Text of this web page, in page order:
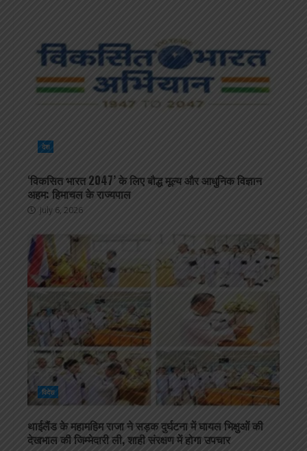
देश
‘विकसित भारत 2047’ के लिए बौद्ध मूल्य और आधुनिक विज्ञान
अहम: हिमाचल के राज्यपाल
July 6, 2026
विदेश
थाईलैंड के महामहिम राजा ने सड़क दुर्घटना में घायल भिक्षुओं की
देखभाल की जिम्मेदारी ली, शाही संरक्षण में होगा उपचार